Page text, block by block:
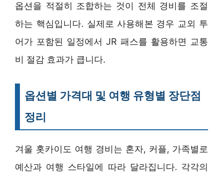
옵션을 적절히 조합하는 것이 전체 경비를 조절
하는 핵심입니다. 실제로 사용해본 경우 교외 투
어가 포함된 일정에서 JR 패스를 활용하면 교통
비 절감 효과가 큽니다.
옵션별 가격대 및 여행 유형별 장단점
정리
겨울 홋카이도 여행 경비는 혼자, 커플, 가족별로
예산과 여행 스타일에 따라 달라집니다. 각각의